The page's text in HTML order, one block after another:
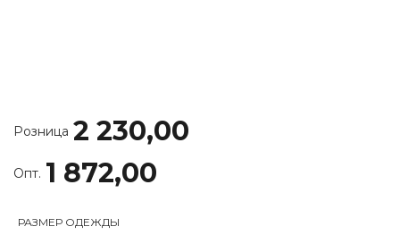
Розница 2 230,00
Опт. 1 872,00
РАЗМЕР ОДЕЖДЫ